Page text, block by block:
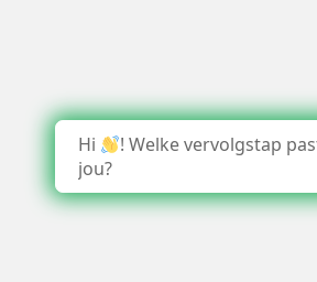
Hi
! Welke vervolgstap
jou?